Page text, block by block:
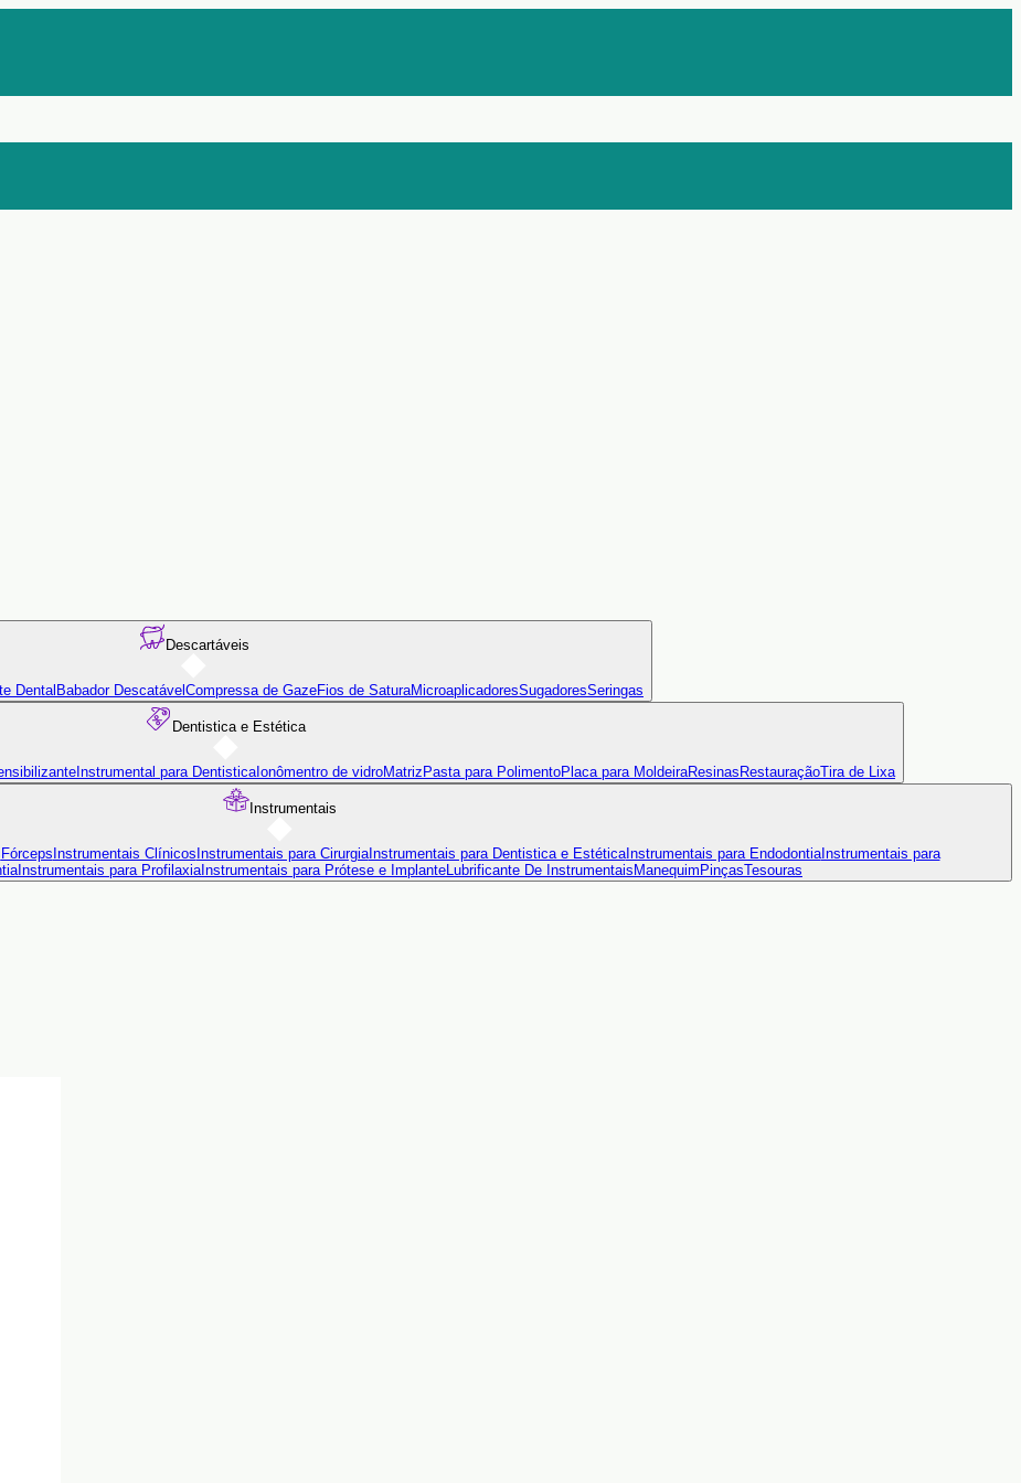
Descartáveis
Dental Babador Descatável Compressa de GazeFios de SaturaMicroaplicadoresSugadoresSeringas
Dentistica e Estética
Instrumental para DentisticaIonômentro de vidroMatriz Pasta para PolimentoPlaca para MoldeiraResinas RestauraçãoTira de Lixa
Instrumentais
Fórceps Instrumentais Clínicos Instrumentais para CirurgiaInstrumentais para Dentistica e EstéticaInstrumentais para EndodontiaInstrumentais para
Instrumentais para ProfilaxiaInstrumentais para Prótese e ImplanteLubrificante De Instrumentais Manequim PinçasTesouras